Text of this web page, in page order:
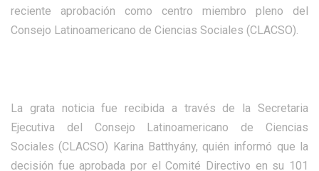
reciente aprobación como centro miembro pleno del
Consejo Latinoamericano de Ciencias Sociales (CLACSO).
La grata noticia fue recibida a través de la Secretaria
Ejecutiva del Consejo Latinoamericano de Ciencias
Sociales (CLACSO) Karina Batthyány, quién informó que la
decisión fue aprobada por el Comité Directivo en su 101